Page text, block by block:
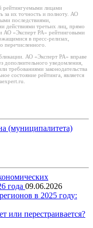
рейтингуемыми лицами
за их точность и полноту. АО
последствиями,
действиями третьих лиц, прямо
АО «Эксперт РА» рейтинговыми
в пресс-релизах,
АО «Эксперт РА» вправе
дополнительного уведомления,
требованиями законодательства
состояние рейтинга, является
(муниципалитета)
года 09.06.2026
в 2025 году:
или перестраивается?